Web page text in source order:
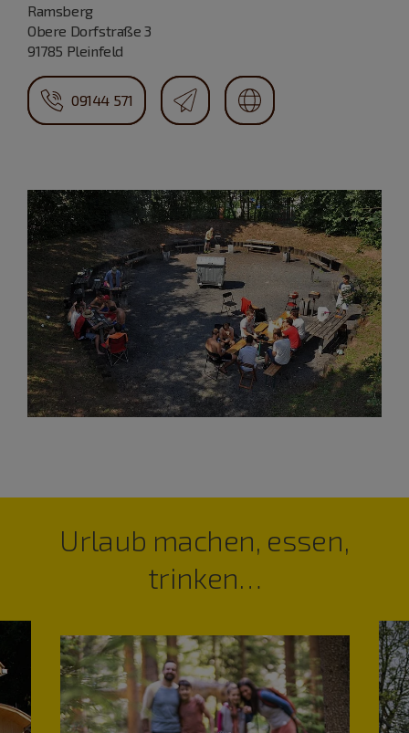
Ramsberg
Obere Dorfstraße 3
91785 Pleinfeld
09144 571
Urlaub machen, essen,
trinken…